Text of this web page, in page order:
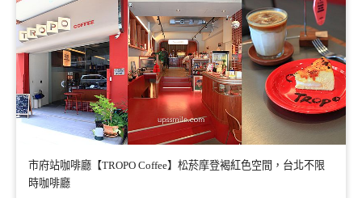
市府站咖啡廳【TROPO Coffee】松菸摩登褐紅色空間，台北不限
時咖啡廳